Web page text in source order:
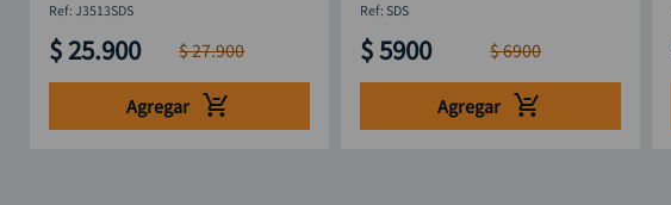
: J3513SDS
$ 25.900 $27.900
Agregar
: SDS
$5900 $6900
Agregar